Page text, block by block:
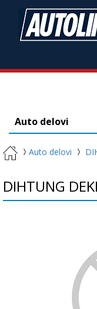
Auto delovi
Auto delovi
DIHTUNG